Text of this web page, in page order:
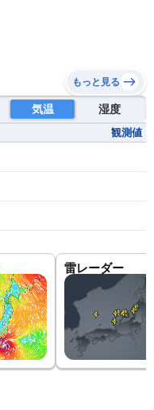
もっと見る
気温 湿度
観測値
雷レーダー